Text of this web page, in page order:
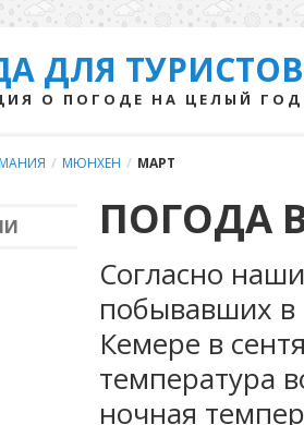
ДЛЯ ТУРИСТОВ
О ПОГОДЕ НА ЦЕЛЫЙ ГОД
/ МЮНХЕН / МАРТ
ПОГОДА
Согласно
побывавших в
Кемере в
температура
ночная